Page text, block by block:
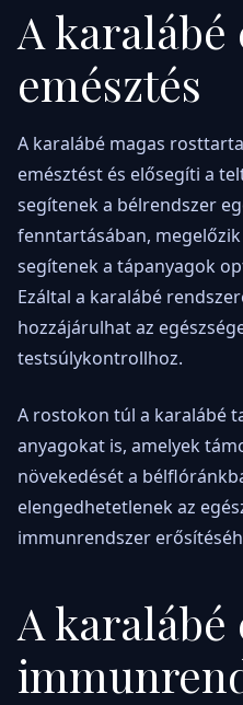
A karalábé
emésztés
A karalábé magas
emésztést és elősegíti a
segítenek a bélrendszer
fenntartásában,
segítenek a tápanyagok
Ezáltal a karalábé
hozzájárulhat az
testsúlykontrollhoz.
A rostokon túl a karalábé
anyagokat is, amelyek
növekedését a
elengedhetetlenek az
immunrendszer
A karalábé